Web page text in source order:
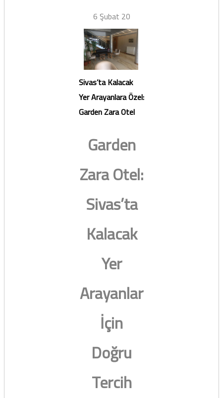
6 Şubat 20
Sivas’ta Kalacak
Yer Arayanlara Özel:
Garden Zara Otel
Garden
Zara Otel:
Sivas’ta
Kalacak
Yer
Arayanlar
İçin
Doğru
Tercih